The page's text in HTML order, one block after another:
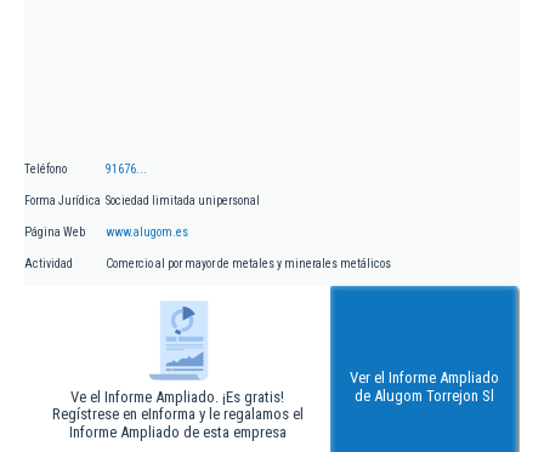
Teléfono 91676...
Forma Jurídica Sociedad limitada unipersonal
Página Web www.alugom.es
Actividad Comercio al por mayor de metales y minerales metálicos
Ve el Informe Ampliado. ¡Es gratis!
Regístrese en eInforma y le regalamos el
Informe Ampliado de esta empresa
Ver el Informe Ampliado
de Alugom Torrejon Sl